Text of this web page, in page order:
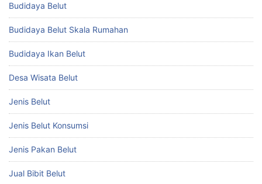
Budidaya Belut
Budidaya Belut Skala Rumahan
Budidaya Ikan Belut
Desa Wisata Belut
Jenis Belut
Jenis Belut Konsumsi
Jenis Pakan Belut
Jual Bibit Belut